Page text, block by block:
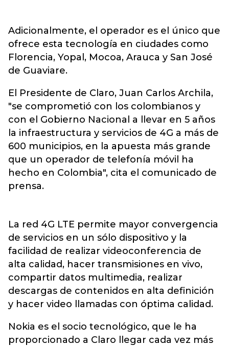
Adicionalmente, el operador es el único que
ofrece esta tecnología en ciudades como
Florencia, Yopal, Mocoa, Arauca y San José
de Guaviare.
El Presidente de Claro, Juan Carlos Archila,
"se comprometió con los colombianos y
con el Gobierno Nacional a llevar en 5 años
la infraestructura y servicios de 4G a más de
600 municipios, en la apuesta más grande
que un operador de telefonía móvil ha
hecho en Colombia", cita el comunicado de
prensa.
La red 4G LTE permite mayor convergencia
de servicios en un sólo dispositivo y la
facilidad de realizar videoconferencia de
alta calidad, hacer transmisiones en vivo,
compartir datos multimedia, realizar
descargas de contenidos en alta definición
y hacer video llamadas con óptima calidad.
Nokia es el socio tecnológico, que le ha
proporcionado a Claro llegar cada vez más